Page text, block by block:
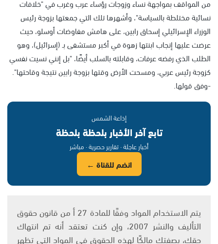
من المواقف بمواجهة نساء وزوجات رؤساء عرب وغرب في "خلافات
نسائية مختلطة بالسياسة"، وأشهرها تلك التي جمعتها بزوجة رئيس
الوزراء الإسرائيلي إسحاق رابين، على هامش مفاوضات أوسلو، حيث
عرضت عليها إنجاب ابنتها زهوة في أكبر مستشفى بـ (إسرائيل)، وهو
الطلب الذي رفضه عرفات، وقابلته بالسلب أيضًا، "بل إنني نسيت نفسي
كزوجة رئيس عربي، ومسحت الأرض وقتها بزوجة رابين نتيجة وقاحتها".
-وفق قولها.
إذاعة الشمس
تابع آخر الأخبار بلحظة بلحظة
أخبار عاجلة · تقارير حصرية · مباشر
انضم للقناة ←
يتم الاستخدام المواد وفقًا للمادة 27 أ من قانون حقوق
التأليف والنشر 2007، وإن كنت تعتقد أنه تم انتهاك
حقك، بصفتك مالكًا لهذه الحقوق في المواد التي تظهر